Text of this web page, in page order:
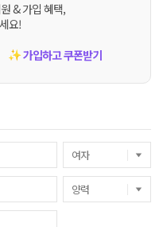
& 가입 혜택,
요!
✨가입하고 쿠폰받기